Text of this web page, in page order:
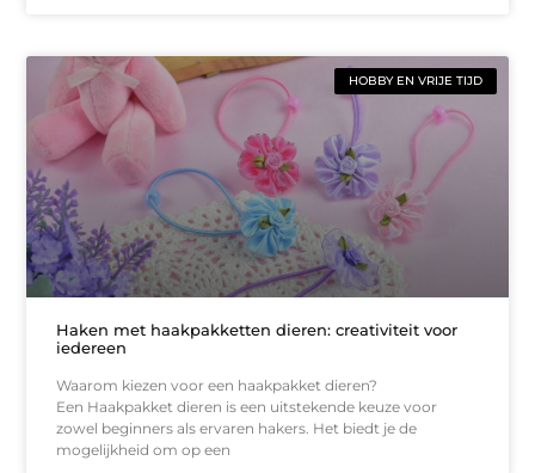
HOBBY EN VRIJE TIJD
Haken met haakpakketten dieren: creativiteit voor
iedereen
Waarom kiezen voor een haakpakket dieren?
Een Haakpakket dieren is een uitstekende keuze voor
zowel beginners als ervaren hakers. Het biedt je de
mogelijkheid om op een